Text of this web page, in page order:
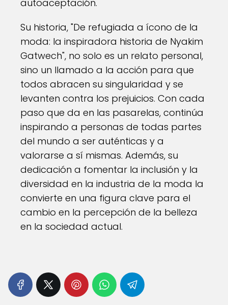
autoaceptación.
Su historia, "De refugiada a ícono de la
moda: la inspiradora historia de Nyakim
Gatwech", no solo es un relato personal,
sino un llamado a la acción para que
todos abracen su singularidad y se
levanten contra los prejuicios. Con cada
paso que da en las pasarelas, continúa
inspirando a personas de todas partes
del mundo a ser auténticas y a
valorarse a sí mismas. Además, su
dedicación a fomentar la inclusión y la
diversidad en la industria de la moda la
convierte en una figura clave para el
cambio en la percepción de la belleza
en la sociedad actual.